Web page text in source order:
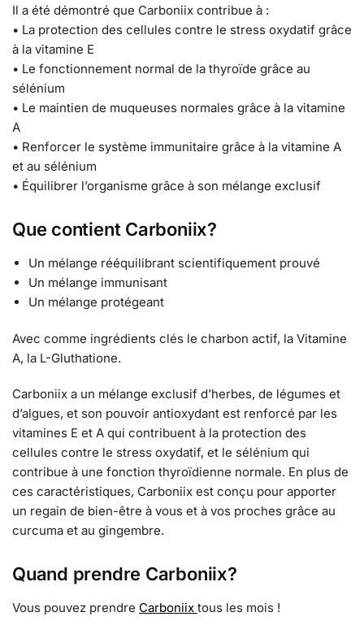
Il a été démontré que Carboniix contribue à :
• La protection des cellules contre le stress oxydatif grâce
à la vitamine E
• Le fonctionnement normal de la thyroïde grâce au
sélénium
• Le maintien de muqueuses normales grâce à la vitamine
A
• Renforcer le système immunitaire grâce à la vitamine A
et au sélénium
• Équilibrer l’organisme grâce à son mélange exclusif
Que contient Carboniix?
Un mélange rééquilibrant scientifiquement prouvé
Un mélange immunisant
Un mélange protégeant
Avec comme ingrédients clés le charbon actif, la Vitamine
A, la L-Gluthatione.
Carboniix a un mélange exclusif d’herbes, de légumes et
d’algues, et son pouvoir antioxydant est renforcé par les
vitamines E et A qui contribuent à la protection des
cellules contre le stress oxydatif, et le sélénium qui
contribue à une fonction thyroïdienne normale. En plus de
ces caractéristiques, Carboniix est conçu pour apporter
un regain de bien-être à vous et à vos proches grâce au
curcuma et au gingembre.
Quand prendre Carboniix?
Vous pouvez prendre Carboniix tous les mois !